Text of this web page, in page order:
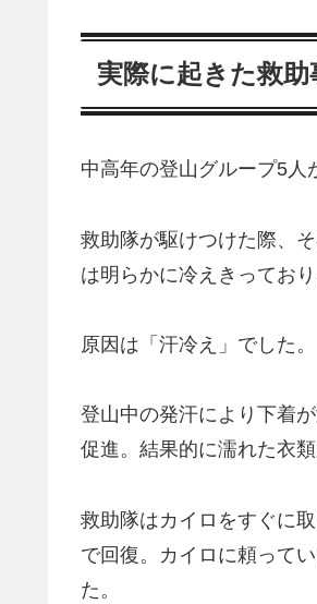
実際に起きた救
中高年の登山グループ5人
救助隊が駆けつけた際、
は明らかに冷えきっており
原因は「汗冷え」でした。
登山中の発汗により下着
促進。結果的に濡れた衣
救助隊はカイロをすぐに
で回復。カイロに頼って
た。